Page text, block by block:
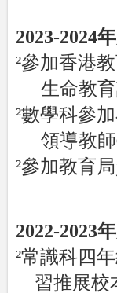
2023-2024
²參加香港
生命教育
²數學科參加
領導教
²參加教育
2022-2023
²常識科四
習推展校